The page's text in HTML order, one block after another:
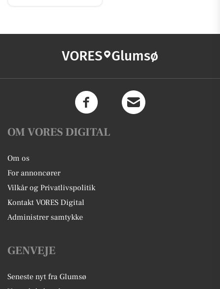
VORES Glumsø
OM VORES DIGITAL
Om os
For annoncører
Vilkår og Privatlivspolitik
Kontakt VORES Digital
Administrer samtykke
GENVEJE
Seneste nyt fra Glumsø